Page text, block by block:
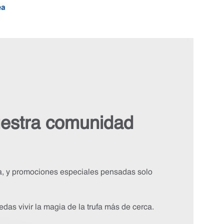
comunidad
y promociones especiales pensadas solo
vivir la magia de la trufa más de cerca.